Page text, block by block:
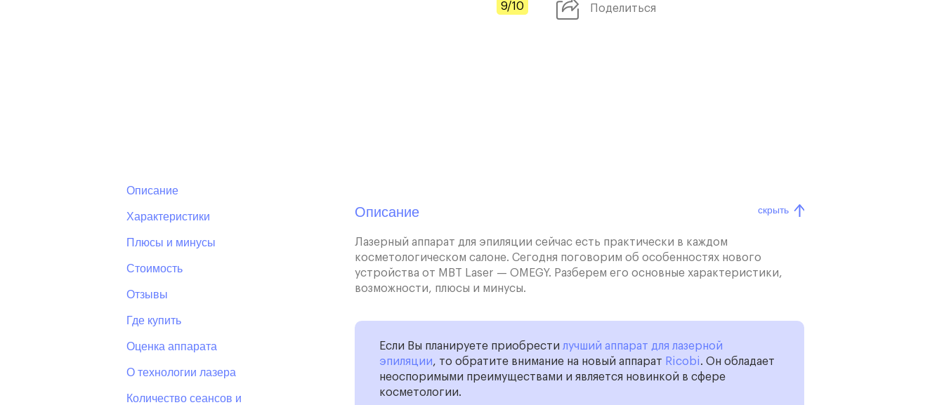
9/10 Поделиться
Описание скрыть
Лазерный аппарат для эпиляции сейчас есть практически в каждом
косметологическом салоне. Сегодня поговорим об особенностях нового
устройства от MBT Laser — OMEGY. Разберем его основные характеристики,
возможности, плюсы и минусы.
Если Вы планируете приобрести лучший аппарат для лазерной
эпиляции, то обратите внимание на новый аппарат Ricobi. Он обладает
неоспоримыми преимуществами и является новинкой в сфере
косметологии.
Описание
Характеристики
Плюсы и минусы
Стоимость
Отзывы
Где купить
Оценка аппарата
О технологии лазера
Количество сеансов и